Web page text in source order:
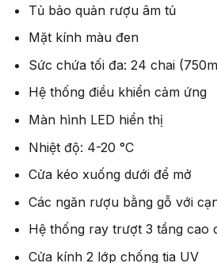
Tủ bảo quản rượu âm tủ
Mặt kính màu đen
Sức chứa tối đa: 24 chai
Hệ thống điều khiển cảm ứng
Màn hình LED hiển thị
Nhiệt độ: 4-20 °C
Cửa kéo xuống dưới để mở
Các ngăn rượu bằng gỗ với
Hệ thống ray trượt 3 tầng cao
Cửa kính 2 lớp chống tia UV